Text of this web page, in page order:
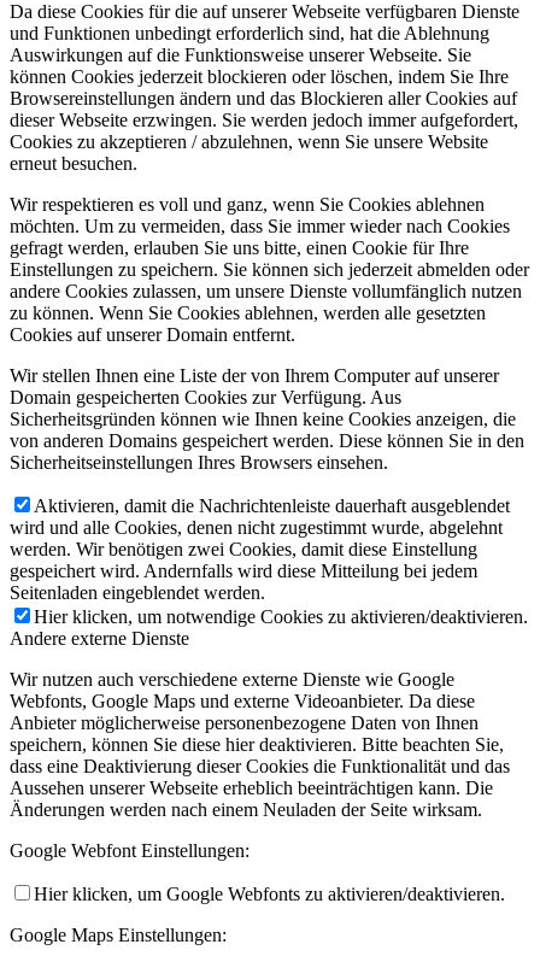
Da diese Cookies für die auf unserer Webseite verfügbaren Dienste
und Funktionen unbedingt erforderlich sind, hat die Ablehnung
Auswirkungen auf die Funktionsweise unserer Webseite. Sie
können Cookies jederzeit blockieren oder löschen, indem Sie Ihre
Browsereinstellungen ändern und das Blockieren aller Cookies auf
dieser Webseite erzwingen. Sie werden jedoch immer aufgefordert,
Cookies zu akzeptieren / abzulehnen, wenn Sie unsere Website
erneut besuchen.
Wir respektieren es voll und ganz, wenn Sie Cookies ablehnen
möchten. Um zu vermeiden, dass Sie immer wieder nach Cookies
gefragt werden, erlauben Sie uns bitte, einen Cookie für Ihre
Einstellungen zu speichern. Sie können sich jederzeit abmelden oder
andere Cookies zulassen, um unsere Dienste vollumfänglich nutzen
zu können. Wenn Sie Cookies ablehnen, werden alle gesetzten
Cookies auf unserer Domain entfernt.
Wir stellen Ihnen eine Liste der von Ihrem Computer auf unserer
Domain gespeicherten Cookies zur Verfügung. Aus
Sicherheitsgründen können wie Ihnen keine Cookies anzeigen, die
von anderen Domains gespeichert werden. Diese können Sie in den
Sicherheitseinstellungen Ihres Browsers einsehen.
Aktivieren, damit die Nachrichtenleiste dauerhaft ausgeblendet
wird und alle Cookies, denen nicht zugestimmt wurde, abgelehnt
werden. Wir benötigen zwei Cookies, damit diese Einstellung
gespeichert wird. Andernfalls wird diese Mitteilung bei jedem
Seitenladen eingeblendet werden.
Hier klicken, um notwendige Cookies zu aktivieren/deaktivieren.
Andere externe Dienste
Wir nutzen auch verschiedene externe Dienste wie Google
Webfonts, Google Maps und externe Videoanbieter. Da diese
Anbieter möglicherweise personenbezogene Daten von Ihnen
speichern, können Sie diese hier deaktivieren. Bitte beachten Sie,
dass eine Deaktivierung dieser Cookies die Funktionalität und das
Aussehen unserer Webseite erheblich beeinträchtigen kann. Die
Änderungen werden nach einem Neuladen der Seite wirksam.
Google Webfont Einstellungen:
Hier klicken, um Google Webfonts zu aktivieren/deaktivieren.
Google Maps Einstellungen: